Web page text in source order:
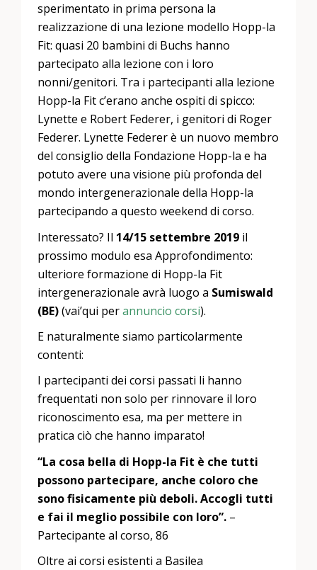
sperimentato in prima persona la
realizzazione di una lezione modello Hopp-la
Fit: quasi 20 bambini di Buchs hanno
partecipato alla lezione con i loro
nonni/genitori. Tra i partecipanti alla lezione
Hopp-la Fit c’erano anche ospiti di spicco:
Lynette e Robert Federer, i genitori di Roger
Federer. Lynette Federer è un nuovo membro
del consiglio della Fondazione Hopp-la e ha
potuto avere una visione più profonda del
mondo intergenerazionale della Hopp-la
partecipando a questo weekend di corso.
Interessato? Il 14/15 settembre 2019 il
prossimo modulo esa Approfondimento:
ulteriore formazione di Hopp-la Fit
intergenerazionale avrà luogo a Sumiswald
(BE)(vai’qui perannuncio corsi).
E naturalmente siamo particolarmente
contenti:
I partecipanti dei corsi passati li hanno
frequentati non solo per rinnovare il loro
riconoscimento esa, ma per mettere in
pratica ciò che hanno imparato!
“La cosa bella di Hopp-la Fit è che tutti
possono partecipare, anche coloro che
sono fisicamente più deboli. Accogli tutti
e fai il meglio possibile con loro”. –
Partecipante al corso, 86
Oltre ai corsi esistenti a Basilea